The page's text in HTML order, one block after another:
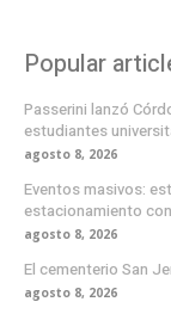
Popular
Passerini lanzó
estudiantes
agosto 8, 2026
Eventos masivos:
estacionamiento
agosto 8, 2026
El cementerio San
agosto 8, 2026